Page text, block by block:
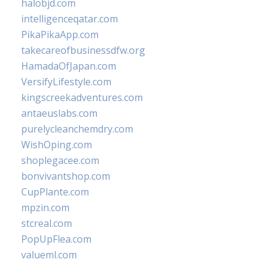
halobjd.com
intelligenceqatar.com
PikaPikaApp.com
takecareofbusinessdfw.org
HamadaOfJapan.com
VersifyLifestyle.com
kingscreekadventures.com
antaeuslabs.com
purelycleanchemdry.com
WishOping.com
shoplegacee.com
bonvivantshop.com
CupPlante.com
mpzin.com
stcreal.com
PopUpFlea.com
valueml.com